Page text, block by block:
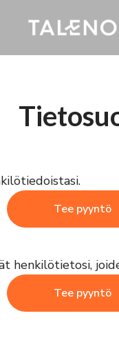
Tee pyyntö
Tee pyyntö